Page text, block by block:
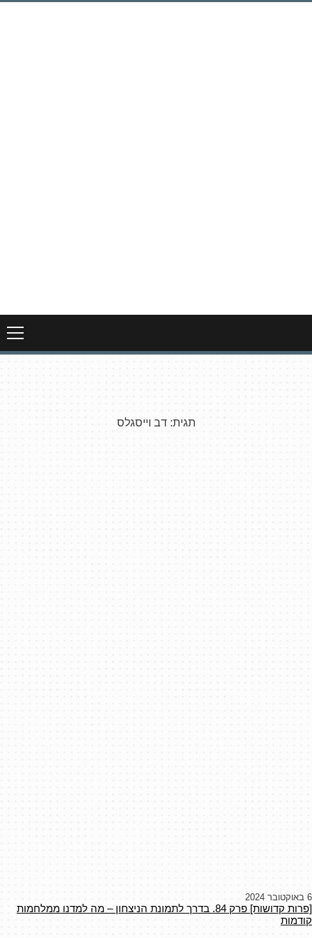
לדלג
תגית:דב וייסגלס
6 באוקטובר 2024
[פרות קדושות] פרק 84. בדרך לתמונת הניצחון – מה למדנו ממלחמות
קודמות